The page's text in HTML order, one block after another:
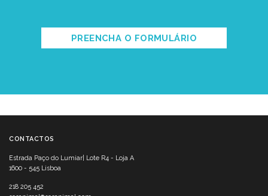
PREENCHA O FORMULÁRIO
CONTACTOS
Estrada Paço do Lumiar| Lote R4 - Loja A
1600 - 545 Lisboa
218 205 452